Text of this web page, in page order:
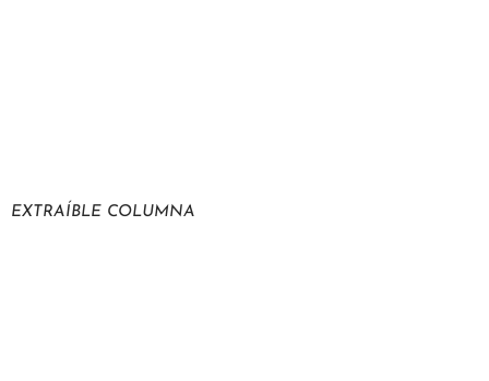
EXTRAÍBLE COLUMNA